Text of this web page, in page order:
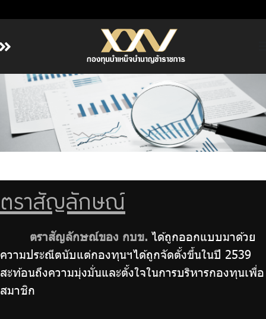
หน้าหลัก
เกี่ยวกับ กบข.
บริการสมาชิก
การบริหารความเสี่ยง
รายงานผลการดำเนินงาน
ข่าวสารและกิจกรรม
จัดซื้อจัดจ้าง
บริการเจ้าหน้าที่ส่วนราชการ
ตราสัญลักษณ์
ตราสัญลักษณ์ของ กบข. ได้ถูกออกแบบมาด้วย
ความประณีตนับแต่กองทุนฯได้ถูกจัดตั้งขึ้นในปี 2539
สะท้อนถึงความมุ่งมั่นและตั้งใจในการบริหารกองทุนเพื่อ
สมาชิก